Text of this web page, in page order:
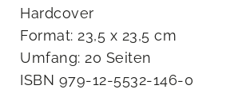
Hardcover
Format: 23,5 x 23,5 cm
Umfang: 20 Seiten
ISBN 979-12-5532-146-0